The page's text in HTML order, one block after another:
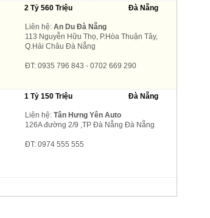
2 Tỷ 560 Triệu Đà Nẵng
Liên hệ: An Du Đà Nẵng
113 Nguyễn Hữu Thọ, P.Hòa Thuận Tây,
Q.Hải Châu Đà Nẵng
ĐT: 0935 796 843 - 0702 669 290
1 Tỷ 150 Triệu Đà Nẵng
Liên hệ: Tân Hưng Yên Auto
126A đường 2/9 ,TP Đà Nẵng Đà Nẵng
ĐT: 0974 555 555